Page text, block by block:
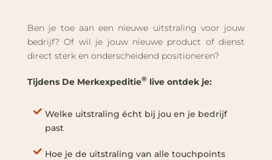
Ben je toe aan een nieuwe uitstraling voor jouw
bedrijf? Of wil je jouw nieuwe product of dienst
direct sterk en onderscheidend positioneren?
Tijdens De Merkexpeditie® live ontdek je:
Welke uitstraling écht bij jou en je bedrijf
past
Hoe je de uitstraling van alle touchpoints